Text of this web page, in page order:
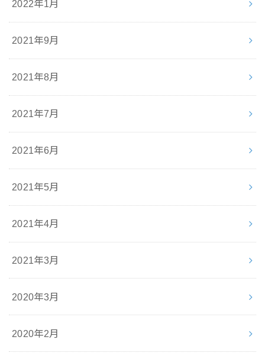
2022年1月
2021年9月
2021年8月
2021年7月
2021年6月
2021年5月
2021年4月
2021年3月
2020年3月
2020年2月